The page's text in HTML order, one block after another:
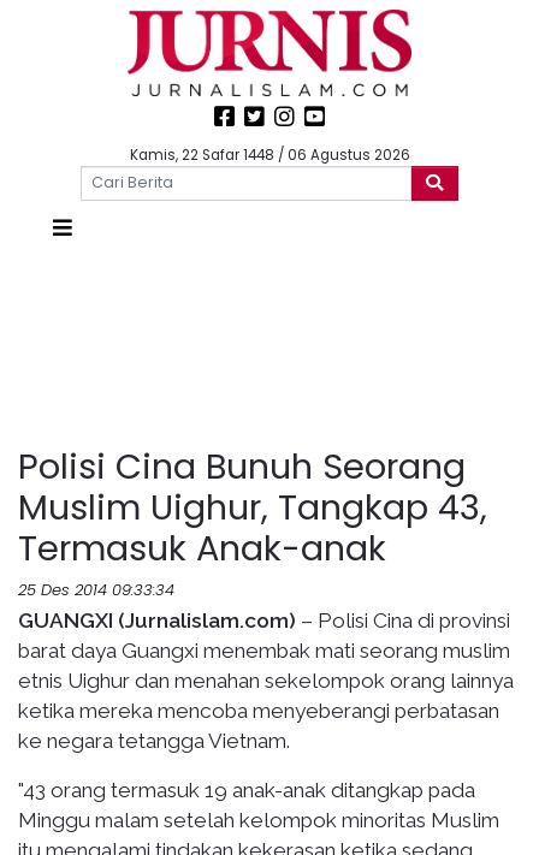
Kamis, 22 Safar 1448 / 06 Agustus 2026
Polisi Cina Bunuh Seorang
Muslim Uighur, Tangkap 43,
Termasuk Anak-anak
25 Des 2014 09:33:34
GUANGXI (Jurnalislam.com) – Polisi Cina di provinsi
barat daya Guangxi menembak mati seorang muslim
etnis Uighur dan menahan sekelompok orang lainnya
ketika mereka mencoba menyeberangi perbatasan
ke negara tetangga Vietnam.
"43 orang termasuk 19 anak-anak ditangkap pada
Minggu malam setelah kelompok minoritas Muslim
itu mengalami tindakan kekerasan ketika sedang